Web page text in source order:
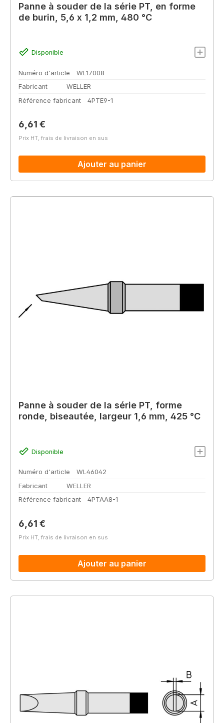
Panne à souder de la série PT, en forme
de burin, 5,6 x 1,2 mm, 480 °C
Disponible
Numéro d'article
WL17008
Fabricant
WELLER
Référence fabricant
4PTE9-1
Prix régulier :
6,61 €
Prix HT, frais de livraison en sus
Ajouter au panier
Panne à souder de la série PT, forme
ronde, biseautée, largeur 1,6 mm, 425 °C
Disponible
Numéro d'article
WL46042
Fabricant
WELLER
Référence fabricant
4PTAA8-1
Prix régulier :
6,61 €
Prix HT, frais de livraison en sus
Ajouter au panier